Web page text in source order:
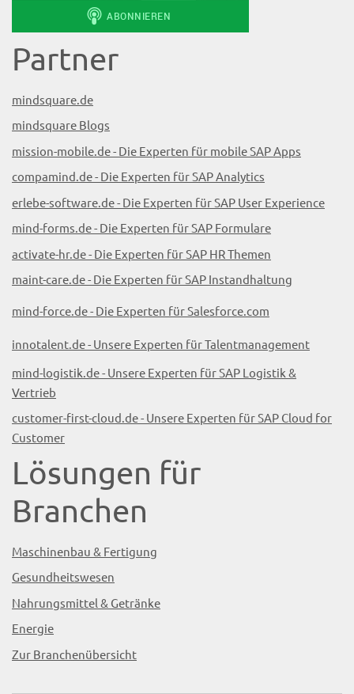
Partner
mindsquare.de
mindsquare Blogs
mission-mobile.de - Die Experten für mobile SAP Apps
compamind.de - Die Experten für SAP Analytics
erlebe-software.de - Die Experten für SAP User Experience
mind-forms.de - Die Experten für SAP Formulare
activate-hr.de - Die Experten für SAP HR Themen
maint-care.de - Die Experten für SAP Instandhaltung
mind-force.de - Die Experten für Salesforce.com
innotalent.de - Unsere Experten für Talentmanagement
mind-logistik.de - Unsere Experten für SAP Logistik &
Vertrieb
customer-first-cloud.de - Unsere Experten für SAP Cloud for
Customer
Lösungen für
Branchen
Maschinenbau & Fertigung
Gesundheitswesen
Nahrungsmittel & Getränke
Energie
Zur Branchenübersicht